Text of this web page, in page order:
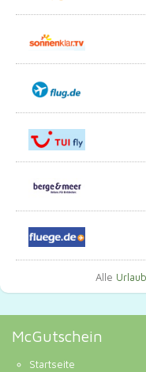
Alle
McGutschein
Startseite